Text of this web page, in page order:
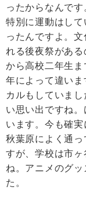
ったからなんです
特別に運動はし
ったんですよ。
れる後夜祭があ
から高校二年生ま
年によって違い
カルもしていま
い思い出ですね
います。今も確実
秋葉原によく通
すが、学校は市
ね。アニメのグ
た。